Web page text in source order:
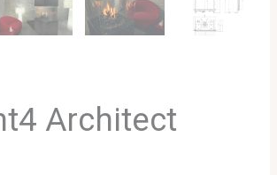
Architect